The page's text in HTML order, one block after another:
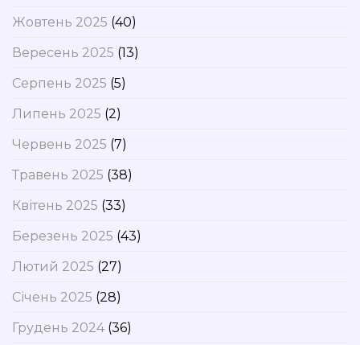
Жовтень 2025 (40)
Вересень 2025 (13)
Серпень 2025 (5)
Липень 2025 (2)
Червень 2025 (7)
Травень 2025 (38)
Квітень 2025 (33)
Березень 2025 (43)
Лютий 2025 (27)
Січень 2025 (28)
Грудень 2024(36)